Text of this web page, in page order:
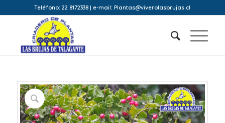
Teléfono: 22 8172338 | e-mail: Plantas@viverolasbrujas.cl